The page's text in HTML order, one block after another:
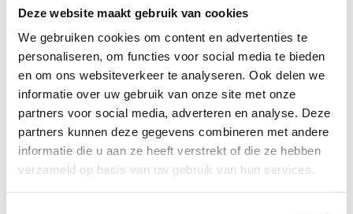
Deze website maakt gebruik van cookies
We gebruiken cookies om content en advertenties te
personaliseren, om functies voor social media te bieden
en om ons websiteverkeer te analyseren. Ook delen we
informatie over uw gebruik van onze site met onze
partners voor social media, adverteren en analyse. Deze
partners kunnen deze gegevens combineren met andere
informatie die u aan ze heeft verstrekt of die ze hebben
verzameld op basis van uw gebruik van hun services.
Programma
We verwelkomen je graag vanaf 8.30u met een klein
ontbijt. De dag wordt geopend om 9.15u door Maarten
Van Gramberenmet een razend inspirerende key-note.